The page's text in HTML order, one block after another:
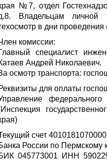
№7, отдел
Владельцам личной
в дни проведения
комиссии:
специалист
Андрей Николаевич.
осмотр транспорта:
для оплаты
счет
России по Пермскому
045773001 ИНН